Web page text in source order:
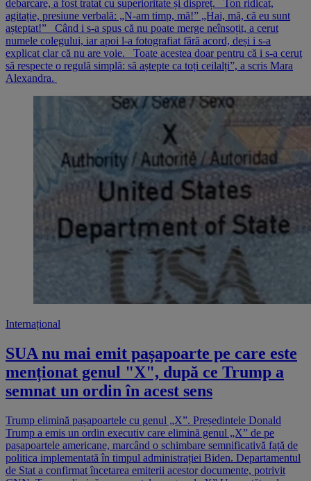
debarcare, a fost tratat cu superioritate și dispreț. Ton ridicat,
agitație, presiune verbală: „N-am timp, mă!” „Hai, mă, că eu sunt
așteptat!” Când i s-a spus că nu poate merge neînsoțit, a cerut
numele colegului, iar apoi l-a fotografiat fără acord, deși i s-a
explicat clar că nu are voie. Toate acestea doar pentru că i s-a cerut
să respecte o regulă simplă: să aștepte ca toți ceilalți”, a scris Mara
Alexandra.
Internațional
SUA nu mai emit pașapoarte pe care este
menționat genul "X", după ce Trump a
semnat un ordin în acest sens
Trump elimină pașapoartele cu genul „X”. Președintele Donald
Trump a emis un ordin executiv care elimină genul „X” de pe
pașapoartele americane, marcând o schimbare semnificativă față de
politica implementată în timpul administrației Biden. Departamentul
de Stat a confirmat încetarea emiterii acestor documente, potrivit